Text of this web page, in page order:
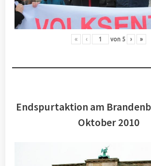
« ‹ von 5 › »
Endspurtaktion am
Oktober 2010